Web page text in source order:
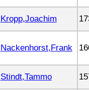
Kropp,Joachim
Nackenhorst,Frank
Stindt,Tammo